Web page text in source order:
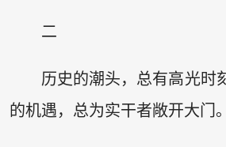
二
历史的潮头，总有高光时
的机遇，总为实干者敞开大门。